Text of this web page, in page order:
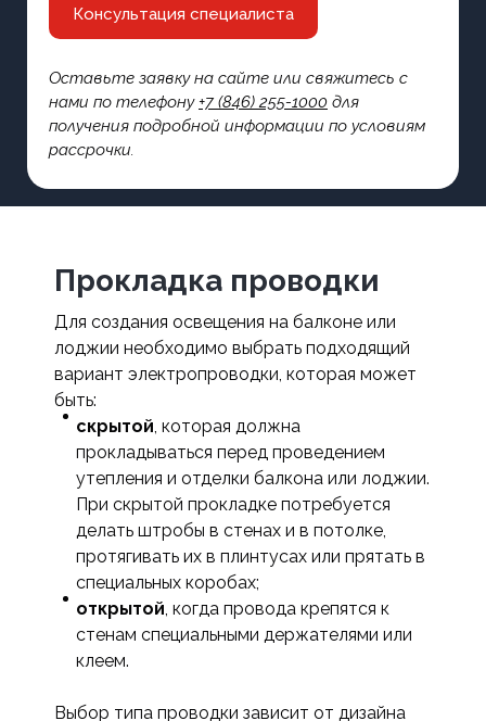
Консультация специалиста
Оставьте заявку на сайте или свяжитесь с
нами по телефону +7 (846) 255-1000 для
получения подробной информации по условиям
рассрочки.
Прокладка проводки
Для создания освещения на балконе или
лоджии необходимо выбрать подходящий
вариант электропроводки, которая может
быть:
скрытой, которая должна
прокладываться перед проведением
утепления и отделки балкона или лоджии.
При скрытой прокладке потребуется
делать штробы в стенах и в потолке,
протягивать их в плинтусах или прятать в
специальных коробах;
открытой, когда провода крепятся к
стенам специальными держателями или
клеем.
Выбор типа проводки зависит от дизайна